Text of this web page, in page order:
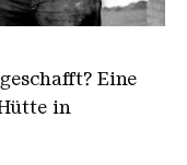
Eine
in